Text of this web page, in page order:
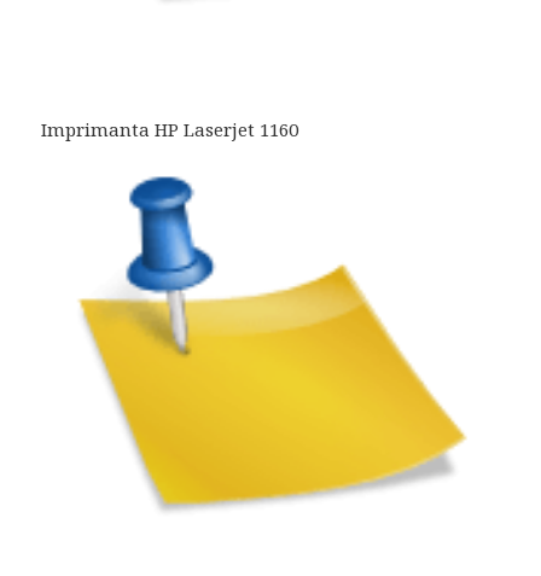
Imprimanta HP Laserjet 1160